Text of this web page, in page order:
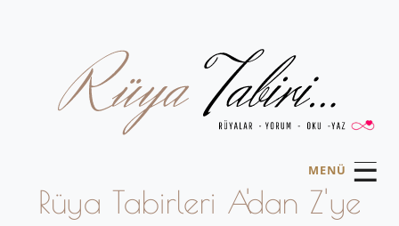
MENÜ ☰
Rüya Tabirleri A'dan Z'ye